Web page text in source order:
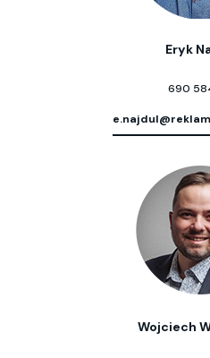
Eryk
690
Wojciech